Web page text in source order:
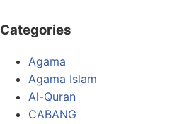
Categories
Agama
Agama Islam
Al-Quran
CABANG